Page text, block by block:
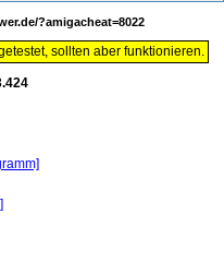
?amigacheat=8022
sollten aber funktionieren.